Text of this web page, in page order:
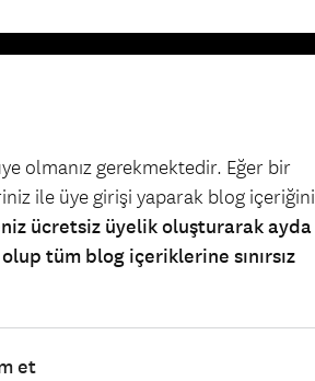
olmanız gerekmektedir. Eğer bir
ile üye girişi yaparak blog içeriğini
ücretsiz üyelik oluşturarak ayda
tüm blog içeriklerine sınırsız
et